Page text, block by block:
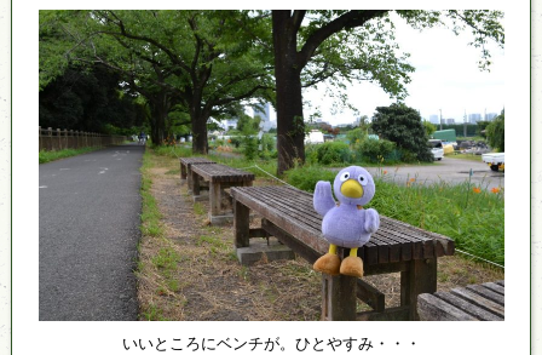
いいところにベンチが。ひとやすみ・・・